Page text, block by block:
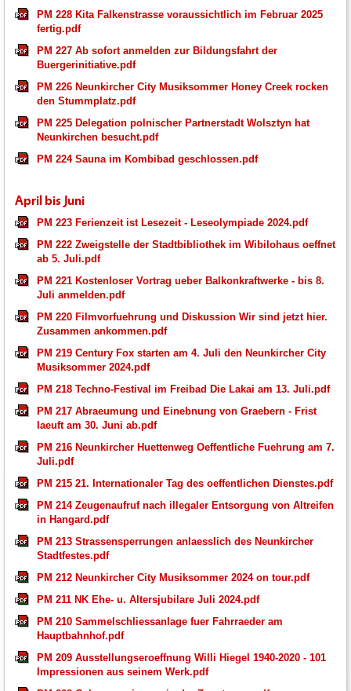
PM 228 Kita Falkenstrasse voraussichtlich im Februar 2025
fertig.pdf
PM 227 Ab sofort anmelden zur Bildungsfahrt der
Buergerinitiative.pdf
PM 226 Neunkircher City Musiksommer Honey Creek rocken
den Stummplatz.pdf
PM 225 Delegation polnischer Partnerstadt Wolsztyn hat
Neunkirchen besucht.pdf
PM 224 Sauna im Kombibad geschlossen.pdf
April bis Juni
PM 223 Ferienzeit ist Lesezeit - Leseolympiade 2024.pdf
PM 222 Zweigstelle der Stadtbibliothek im Wibilohaus oeffnet
ab 5. Juli.pdf
PM 221 Kostenloser Vortrag ueber Balkonkraftwerke - bis 8.
Juli anmelden.pdf
PM 220 Filmvorfuehrung und Diskussion Wir sind jetzt hier.
Zusammen ankommen.pdf
PM 219 Century Fox starten am 4. Juli den Neunkircher City
Musiksommer 2024.pdf
PM 218 Techno-Festival im Freibad Die Lakai am 13. Juli.pdf
PM 217 Abraeumung und Einebnung von Graebern - Frist
laeuft am 30. Juni ab.pdf
PM 216 Neunkircher Huettenweg Oeffentliche Fuehrung am 7.
Juli.pdf
PM 215 21. Internationaler Tag des oeffentlichen Dienstes.pdf
PM 214 Zeugenaufruf nach illegaler Entsorgung von Altreifen
in Hangard.pdf
PM 213 Strassensperrungen anlaesslich des Neunkircher
Stadtfestes.pdf
PM 212 Neunkircher City Musiksommer 2024 on tour.pdf
PM 211 NK Ehe- u. Altersjubilare Juli 2024.pdf
PM 210 Sammelschliessanlage fuer Fahrraeder am
Hauptbahnhof.pdf
PM 209 Ausstellungseroeffnung Willi Hiegel 1940-2020 - 101
Impressionen aus seinem Werk.pdf